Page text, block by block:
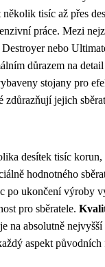
tisíc až přes
práce. Mezi
nebo
důrazem na
stojany pro
zdůrazňují jejich
desítek tisíc
hodnotného
po ukončení výroby
pro sběratele.
je na absolutně
aspekt